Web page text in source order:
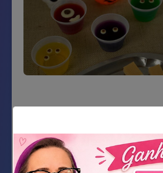
Material Necessário